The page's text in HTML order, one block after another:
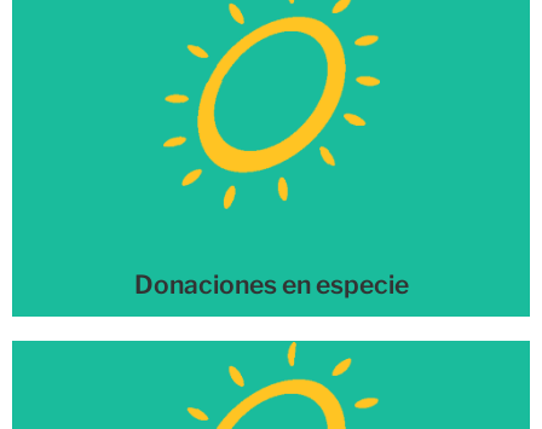
Donaciones en especie
Donaciones en especie
Más información →